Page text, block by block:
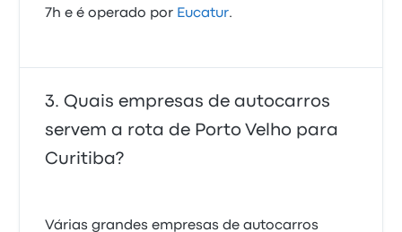
7h e é operado por Eucatur.
Quais empresas de autocarros
servem a rota de Porto Velho para
Curitiba?
Várias grandes empresas de autocarros